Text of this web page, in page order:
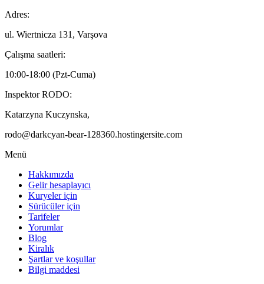
Adres:
ul. Wiertnicza 131, Varşova
Çalışma saatleri:
10:00-18:00 (Pzt-Cuma)
Inspektor RODO:
Katarzyna Kuczynska,
rodo@darkcyan-bear-128360.hostingersite.com
Menü
Hakkımızda
Gelir hesaplayıcı
Kuryeler için
Sürücüler için
Tarifeler
Yorumlar
Blog
Kiralık
Şartlar ve koşullar
Bilgi maddesi